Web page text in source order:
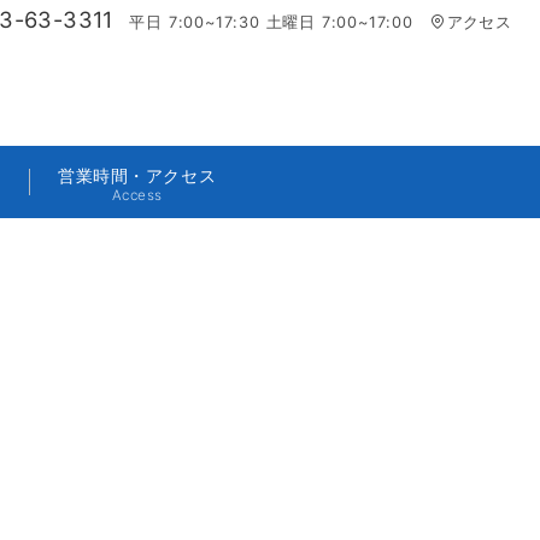
63-3311 平日 7:00~17:30 土曜日 7:00~17:00 アクセス
営業時間・アクセス
Access